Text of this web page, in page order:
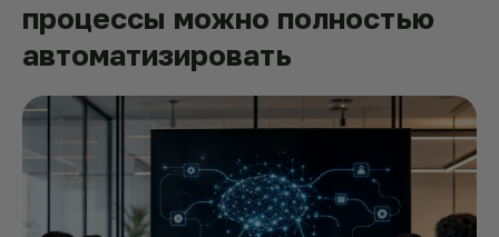
процессы можно полностью
автоматизировать